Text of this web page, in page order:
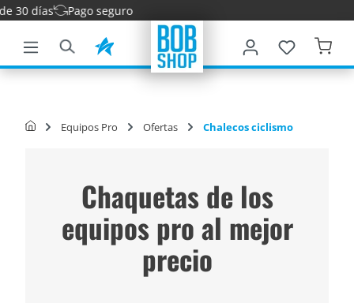
principal
Pago seguro
Equipos Pro Ofertas Chalecos ciclismo
Chaquetas de los
equipos pro al mejor
precio